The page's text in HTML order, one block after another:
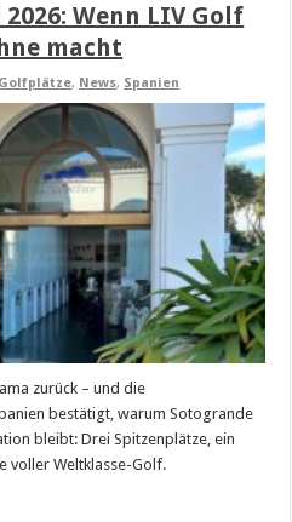
Wenn LIV Golf
macht
Golfplätze, News, Spanien
zurück – und die
bestätigt, warum Sotogrande
bleibt: Drei Spitzenplätze, ein
voller Weltklasse-Golf.